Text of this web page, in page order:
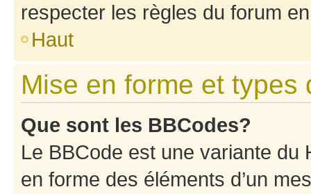
respecter les règles du forum
Haut
Mise en forme et types
Que sont les BBCodes?
Le BBCode est une variante du
en forme des éléments d’un